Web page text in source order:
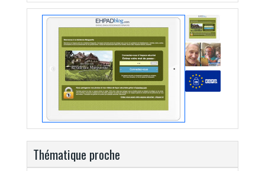
Thématique proche